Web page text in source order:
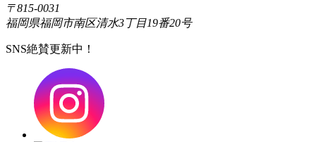
〒815-0031
福岡県福岡市南区清水3丁目19番20号
SNS絶賛更新中！